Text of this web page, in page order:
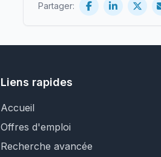
Partager:
Liens rapides
Accueil
Offres d'emploi
Recherche avancée